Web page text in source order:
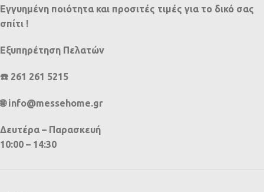
Εγγυημένη ποιότητα και προσιτές τιμές για το δικό σας
σπίτι !
Εξυπηρέτηση Πελατών
☎️ 261 261 5215
🌐 info@messehome.gr
Δευτέρα – Παρασκευή
10:00 – 14:30